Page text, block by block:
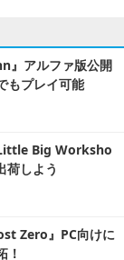
』アルファ版公開
もプレイ可能
Big Worksho
荷しよう
Zero』PC向けに
！